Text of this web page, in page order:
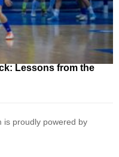
Lessons from the
is proudly powered by